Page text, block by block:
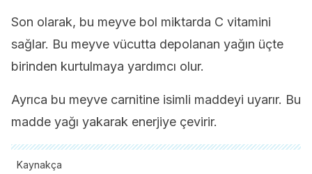
Son olarak, bu meyve bol miktarda C vitamini
sağlar. Bu meyve vücutta depolanan yağın üçte
birinden kurtulmaya yardımcı olur.
Ayrıca bu meyve carnitine isimli maddeyi uyarır. Bu
madde yağı yakarak enerjiye çevirir.
Kaynakça